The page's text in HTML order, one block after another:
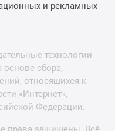
и рекламных
технологии
сбора,
относящихся к
«Интернет»,
Федерации.